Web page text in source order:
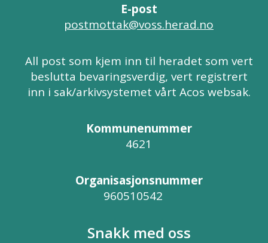
E-post
postmottak@voss.herad.no
All post som kjem inn til heradet som vert
beslutta bevaringsverdig, vert registrert
inn i sak/arkivsystemet vårt Acos websak.
Kommunenummer
4621
Organisasjonsnummer
960510542
Snakk med oss